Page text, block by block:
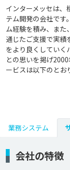
インターメッセは、
テム開発の会社です
ム経験を積み、また
通じたご支援で実績
をより良くしていく
との思いを掲げ
ービスは以下のとお
業務システム
会社の特徴